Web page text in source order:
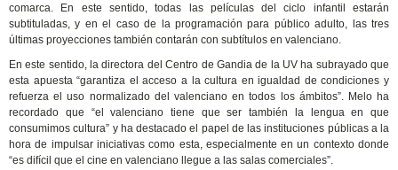
comarca. En este sentido, todas las películas del ciclo infantil estarán
subtituladas, y en el caso de la programación para público adulto, las tres
últimas proyecciones también contarán con subtítulos en valenciano.
En este sentido, la directora del Centro de Gandia de la UV ha subrayado que
esta apuesta “garantiza el acceso a la cultura en igualdad de condiciones y
refuerza el uso normalizado del valenciano en todos los ámbitos”. Melo ha
recordado que “el valenciano tiene que ser también la lengua en que
consumimos cultura” y ha destacado el papel de las instituciones públicas a la
hora de impulsar iniciativas como esta, especialmente en un contexto donde
“es difícil que el cine en valenciano llegue a las salas comerciales”.